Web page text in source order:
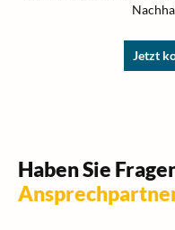
Jetzt
Haben Sie